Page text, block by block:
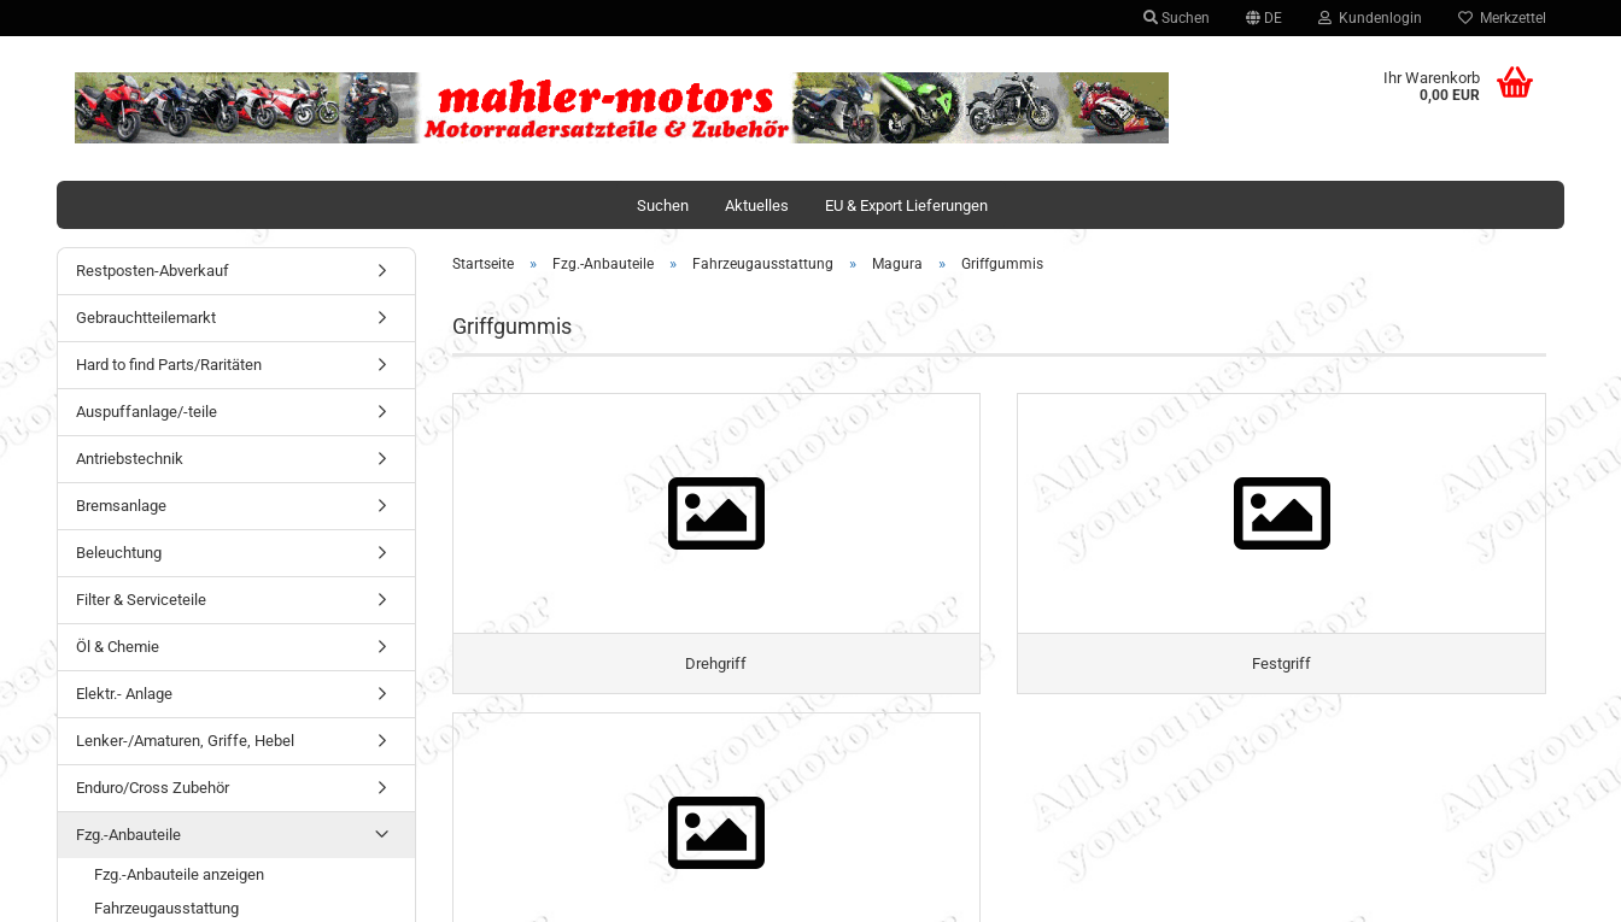
Suchen DE
Sprache auswählen
Kundenlogin
Konto erstellen
Passwort vergessen?
Merkzettel
Ihr Warenkorb
0,00 EUR
Suchen Aktuelles EU & Export Lieferungen
Startseite » Fzg.-Anbauteile » Fahrzeugausstattung » Magura » Griffgummis
Griffgummis
Drehgriff Festgriff
Restposten-Abverkauf
Gebrauchtteilemarkt
Hard to find Parts/Raritäten
Auspuffanlage/-teile
Antriebstechnik
Bremsanlage
Beleuchtung
Filter & Serviceteile
Öl & Chemie
Elektr.- Anlage
Lenker-/Amaturen, Griffe, Hebel
Enduro/Cross Zubehör
Fzg.-Anbauteile
Fzg.-Anbauteile anzeigen
Fahrzeugausstattung